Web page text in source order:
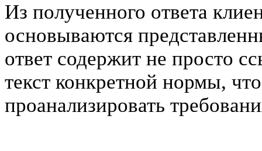
Из полученного ответа
основываются
ответ содержит не просто
текст конкретной нормы,
проанализировать